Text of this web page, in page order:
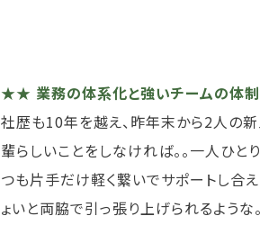
★★ 業務の体系化と強いチームの体制
社歴も10年を越え、昨年末から2人の
輩らしいことをしなければ。。一人ひと
つも片手だけ軽く繋いでサポートし合
ょいと両脇で引っ張り上げられるよう